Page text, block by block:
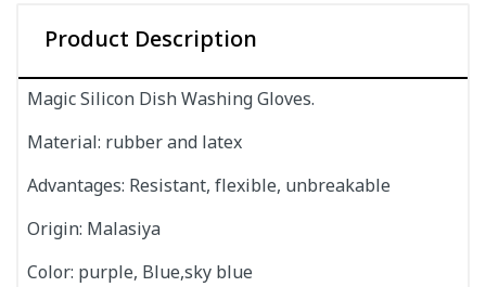
Product Description
Magic Silicon Dish Washing Gloves.
Material: rubber and latex
Advantages: Resistant, flexible, unbreakable
Origin: Malasiya
Color: purple, Blue,sky blue